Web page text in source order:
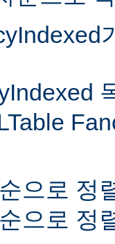
으로 정
으로 정